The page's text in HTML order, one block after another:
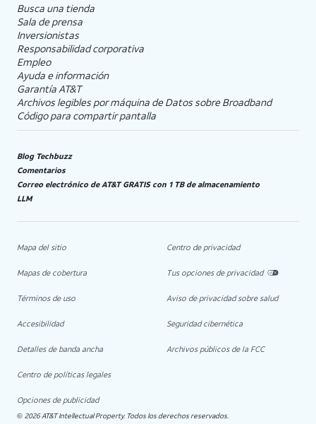
Busca una tienda
Sala de prensa
Inversionistas
Responsabilidad corporativa
Empleo
Ayuda e información
Garantía AT&T
Archivos legibles por máquina de Datos sobre Broadband
Código para compartir pantalla
Blog Techbuzz
Comentarios
Correo electrónico de AT&T GRATIS con 1 TB de almacenamiento
LLM
Mapa del sitio
Mapas de cobertura
Términos de uso
Accesibilidad
Detalles de banda ancha
Centro de políticas legales
Opciones de publicidad
Centro de privacidad
Tus opciones de privacidad
Aviso de privacidad sobre salud
Seguridad cibernética
Archivos públicos de la FCC
© 2026 AT&T Intellectual Property. Todos los derechos reservados.